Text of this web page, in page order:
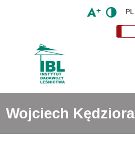
PL
Wojciech Kędziora